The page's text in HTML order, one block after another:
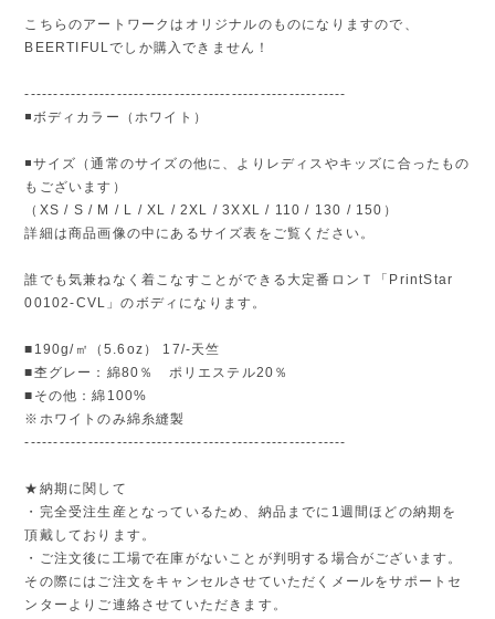
こちらのアートワークはオリジナルのものになりますので、
BEERTIFULでしか購入できません！
--------------------------------------------------------
◾️ボディカラー（ホワイト）
◾️サイズ（通常のサイズの他に、よりレディスやキッズに合ったもの
もございます）
（XS / S / M / L / XL / 2XL / 3XXL / 110 / 130 / 150）
詳細は商品画像の中にあるサイズ表をご覧ください。
誰でも気兼ねなく着こなすことができる大定番ロンＴ「PrintStar
00102-CVL」のボディになります。
■190g/㎡（5.6oz） 17/-天竺
■杢グレー：綿80％ ポリエステル20％
■その他：綿100%
※ホワイトのみ綿糸縫製
--------------------------------------------------------
★納期に関して
・完全受注生産となっているため、納品までに1週間ほどの納期を
頂戴しております。
・ご注文後に工場で在庫がないことが判明する場合がございます。
その際にはご注文をキャンセルさせていただくメールをサポートセ
ンターよりご連絡させていただきます。